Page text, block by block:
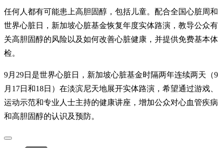
任何人都有可能患上高胆固醇，包括儿童。配合全国心脏周和
世界心脏日，新加坡心脏基金恢复年度实体路演，教导公众有
关高胆固醇的风险以及如何改善心脏健康，并提供免费基本体
检。
9月29日是世界心脏日，新加坡心脏基金时隔两年连续两天（9
月17日和18日）在淡滨尼天地展开实体路演，希望通过游戏、
运动示范和专业人士主持的健康讲座，增加公众对心血管疾病
和高胆固醇的认识及预防。